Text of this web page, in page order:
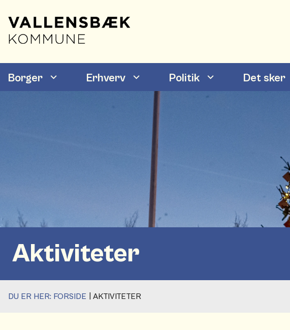
Borger Erhverv Politik Det sker
Aktiviteter
DU ER HER: FORSIDE AKTIVITETER